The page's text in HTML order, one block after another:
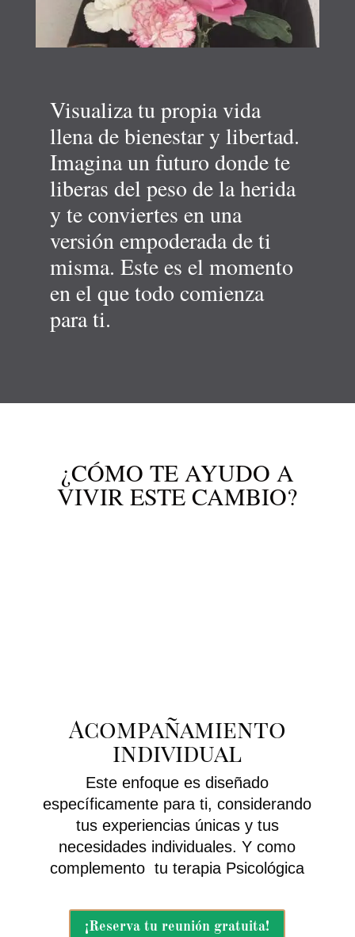
Visualiza tu propia vida
llena de bienestar y libertad.
Imagina un futuro donde te
liberas del peso de la herida
y te conviertes en una
versión empoderada de ti
misma. Este es el momento
en el que todo comienza
para ti.
¿CÓMO TE AYUDO A
VIVIR ESTE CAMBIO?
Acompañamiento
individual
Este enfoque es diseñado
específicamente para ti, considerando
tus experiencias únicas y tus
necesidades individuales. Y como
complemento tu terapia Psicológica
¡Reserva tu reunión gratuita!